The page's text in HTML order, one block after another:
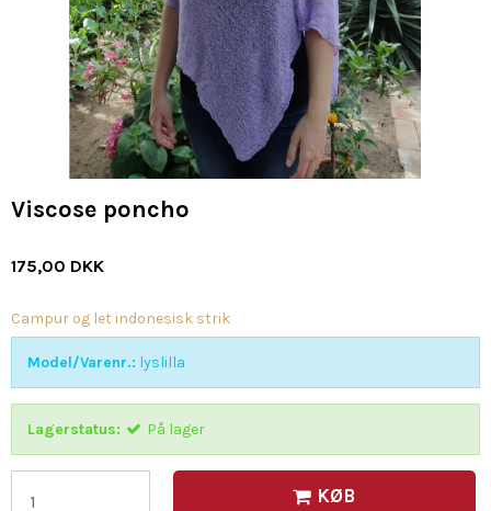
Viscose poncho
175,00 DKK
Campur og let indonesisk strik
Model/Varenr.: lyslilla
Lagerstatus: På lager
KØB